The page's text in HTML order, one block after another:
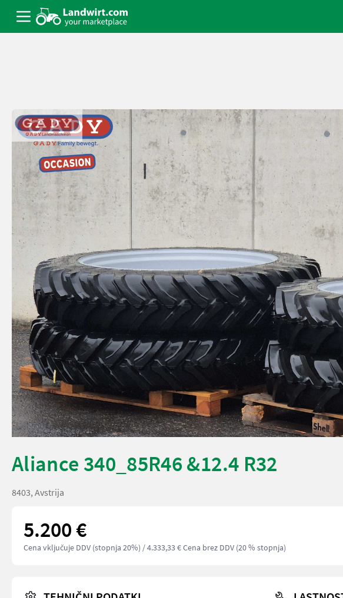
Aliance 340_85R46 &12.4 R32
8403, Avstrija
5.200 €
Cena vključuje DDV (stopnja 20%) / 4.333,33 € Cena brez DDV (20 % stopnja)